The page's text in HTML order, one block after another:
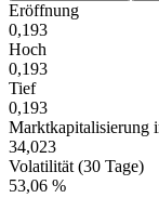
Eröffnung
0,193
Hoch
0,193
Tief
0,193
Marktkapitalisierung
34,023
Volatilität (30 Tage)
53,06 %